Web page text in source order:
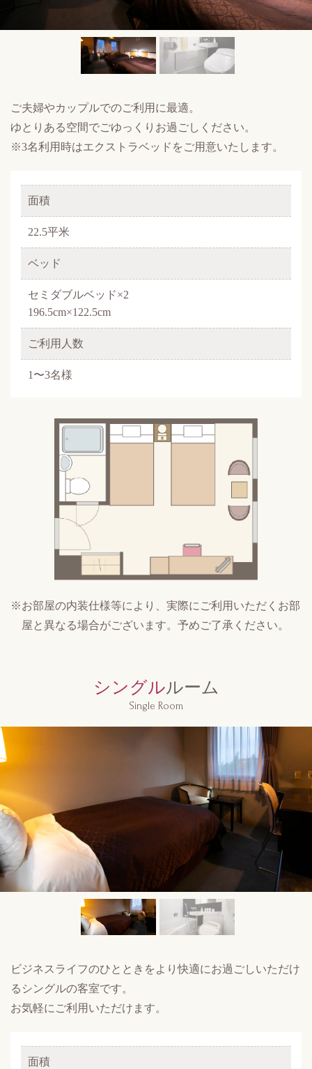
ご夫婦やカップルでのご利用に最適。
ゆとりある空間でごゆっくりお過ごしください。
※3名利用時はエクストラベッドをご用意いたします。
面積
22.5平米
ベッド
セミダブルベッド×2
196.5cm×122.5cm
ご利用人数
1〜3名様
※お部屋の内装仕様等により、実際にご利用いただくお部
屋と異なる場合がございます。予めご了承ください。
シングルルーム
Single Room
ビジネスライフのひとときをより快適にお過ごしいただけ
るシングルの客室です。
お気軽にご利用いただけます。
面積